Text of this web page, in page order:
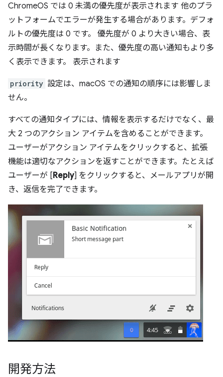
ChromeOS では 0 未満の優先度が表示されます 他のプラ
ットフォームでエラーが発生する場合があります。デフォ
ルトの優先度は 0 です。 優先度が 0 より大きい場合、表
示時間が長くなります。また、優先度の高い通知もより多
く表示できます。 表示されます
priority 設定は、macOS での通知の順序には影響しま
せん。
すべての通知タイプには、情報を表示するだけでなく、最
大 2 つのアクション アイテムを含めることができます。
ユーザーがアクション アイテムをクリックすると、拡張
機能は適切なアクションを返すことができます。たとえば
ユーザーが [Reply] をクリックすると、メールアプリが開
き、返信を完了できます。
開発方法